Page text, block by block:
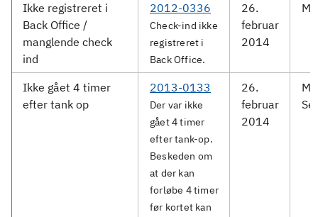
Ikke registreret i
Back Office /
manglende check
ind
2012-0336
Check-ind ikke
registreret i
Back Office.
26.
februar
2014
Ikke gået 4 timer
efter tank op
2013-0133
Der var ikke
gået 4 timer
efter tank-op.
Beskeden om
at der kan
forløbe 4 timer
før kortet kan
26.
februar
2014